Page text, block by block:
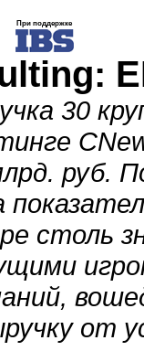
При поддержке
30
руб.
столь
от